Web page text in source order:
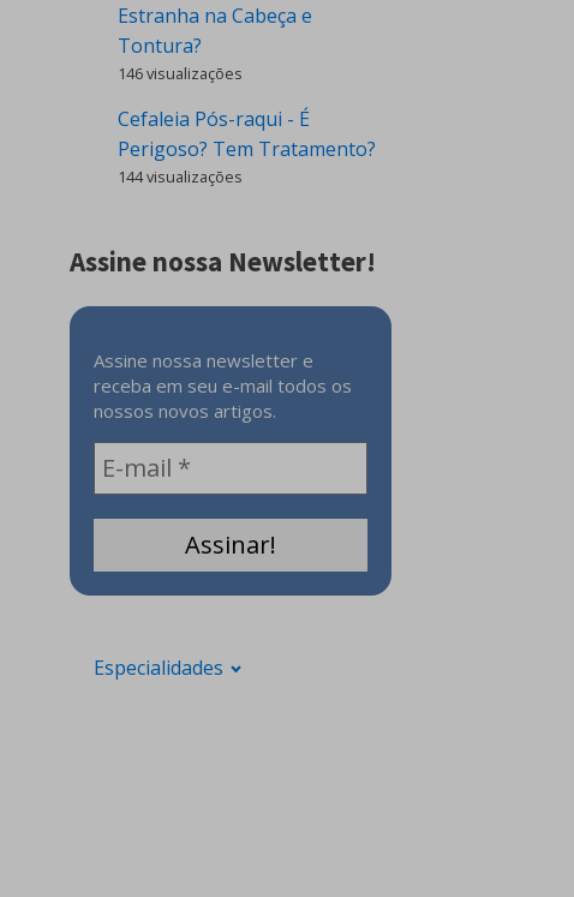
Estranha na Cabeça e
Tontura?
146 visualizações
Cefaleia Pós-raqui - É
Perigoso? Tem Tratamento?
144 visualizações
Assine nossa Newsletter!
Assine nossa newsletter e
receba em seu e-mail todos os
nossos novos artigos.
Especialidades